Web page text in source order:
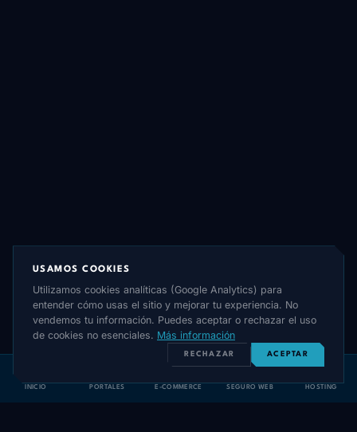
INICIO PORTALES E-COMMERCE SEGURO WEB HOSTING
USAMOS COOKIES
Utilizamos cookies analíticas (Google Analytics) para
entender cómo usas el sitio y mejorar tu experiencia. No
vendemos tu información. Puedes aceptar o rechazar el uso
de cookies no esenciales. Más información
RECHAZAR ACEPTAR